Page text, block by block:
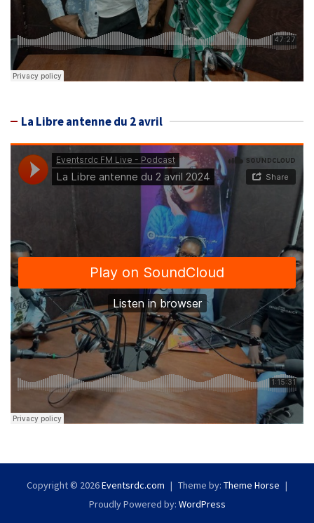
La Libre antenne du 2 avril
Copyright © 2026Eventsrdc.com Theme by: Theme Horse
Proudly Powered by: WordPress